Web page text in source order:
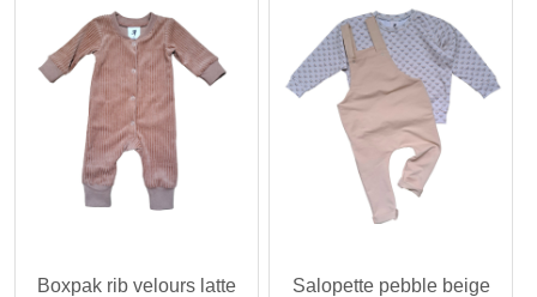
Boxpak rib velours latte Salopette pebble beige